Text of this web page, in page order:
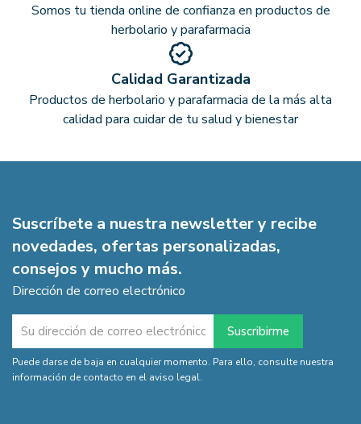
Somos tu tienda online de confianza en productos de
herbolario y parafarmacia
Calidad Garantizada
Productos de herbolario y parafarmacia de la más alta
calidad para cuidar de tu salud y bienestar
Suscríbete a nuestra newsletter y recibe
novedades, ofertas personalizadas,
consejos y mucho más.
Dirección de correo electrónico
Puede darse de baja en cualquier momento. Para ello, consulte nuestra
información de contacto en el aviso legal.